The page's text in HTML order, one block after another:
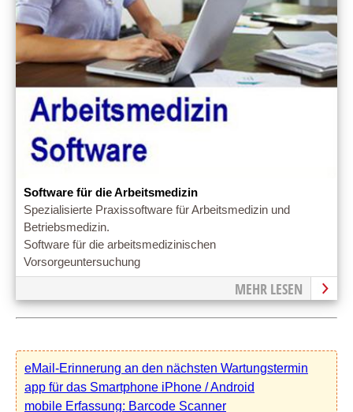
Software für die Arbeitsmedizin
Spezialisierte Praxissoftware für Arbeitsmedizin und
Betriebsmedizin.
Software für die arbeitsmedizinischen
Vorsorgeuntersuchung
MEHR LESEN
eMail-Erinnerung an den nächsten Wartungstermin
app für das Smartphone iPhone / Android
mobile Erfassung: Barcode Scanner